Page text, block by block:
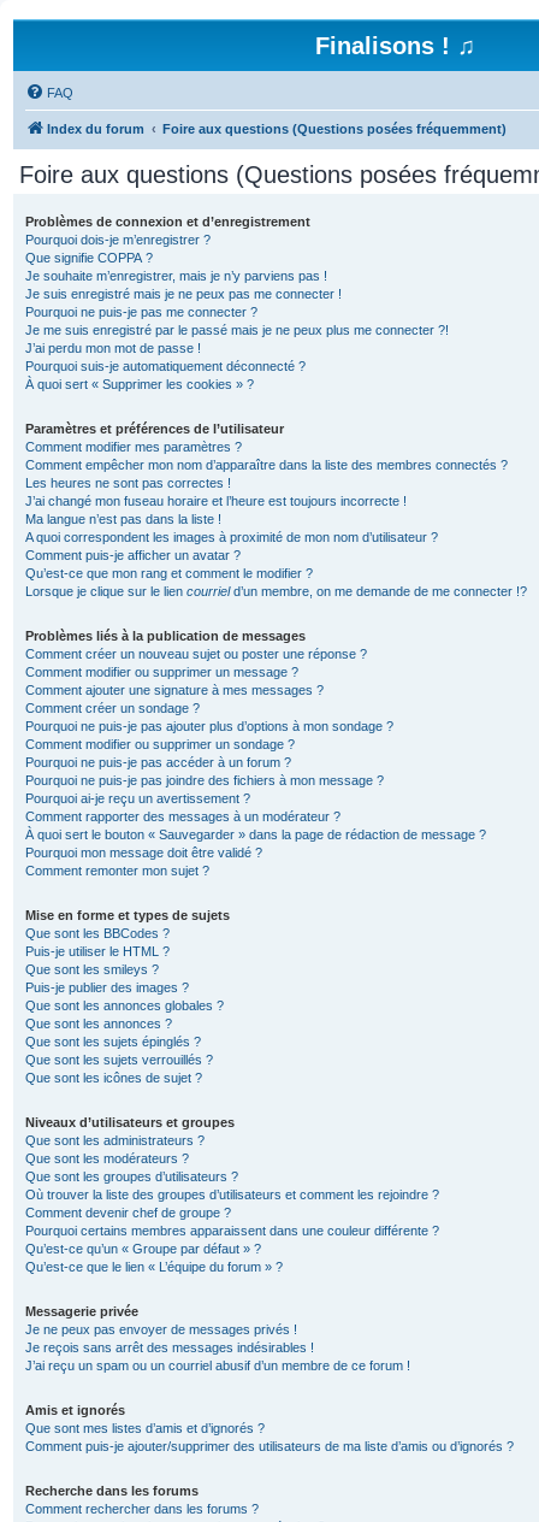
Finalisons ! ♫
FAQ
Index du forum Foire aux questions (Questions posées fréquemment)
Foire aux questions (Questions posées
Problèmes de connexion et d’enregistrement
Pourquoi dois-je m’enregistrer ?
Que signifie COPPA ?
Je souhaite m’enregistrer, mais je n’y parviens pas !
Je suis enregistré mais je ne peux pas me connecter !
Pourquoi ne puis-je pas me connecter ?
Je me suis enregistré par le passé mais je ne peux plus me connecter ?!
J’ai perdu mon mot de passe !
Pourquoi suis-je automatiquement déconnecté ?
À quoi sert « Supprimer les cookies » ?
Paramètres et préférences de l’utilisateur
Comment modifier mes paramètres ?
Comment empêcher mon nom d’apparaître dans la liste des membres connectés ?
Les heures ne sont pas correctes !
J’ai changé mon fuseau horaire et l’heure est toujours incorrecte !
Ma langue n’est pas dans la liste !
A quoi correspondent les images à proximité de mon nom d’utilisateur ?
Comment puis-je afficher un avatar ?
Qu’est-ce que mon rang et comment le modifier ?
Lorsque je clique sur le lien courrield’un membre, on me demande de me connecter !?
Problèmes liés à la publication de messages
Comment créer un nouveau sujet ou poster une réponse ?
Comment modifier ou supprimer un message ?
Comment ajouter une signature à mes messages ?
Comment créer un sondage ?
Pourquoi ne puis-je pas ajouter plus d’options à mon sondage ?
Comment modifier ou supprimer un sondage ?
Pourquoi ne puis-je pas accéder à un forum ?
Pourquoi ne puis-je pas joindre des fichiers à mon message ?
Pourquoi ai-je reçu un avertissement ?
Comment rapporter des messages à un modérateur ?
À quoi sert le bouton « Sauvegarder » dans la page de rédaction de message ?
Pourquoi mon message doit être validé ?
Comment remonter mon sujet ?
Mise en forme et types de sujets
Que sont les BBCodes ?
Puis-je utiliser le HTML ?
Que sont les smileys ?
Puis-je publier des images ?
Que sont les annonces globales ?
Que sont les annonces ?
Que sont les sujets épinglés ?
Que sont les sujets verrouillés ?
Que sont les icônes de sujet ?
Niveaux d’utilisateurs et groupes
Que sont les administrateurs ?
Que sont les modérateurs ?
Que sont les groupes d’utilisateurs ?
Où trouver la liste des groupes d’utilisateurs et comment les rejoindre ?
Comment devenir chef de groupe ?
Pourquoi certains membres apparaissent dans une couleur différente ?
Qu’est-ce qu’un « Groupe par défaut » ?
Qu’est-ce que le lien « L’équipe du forum » ?
Messagerie privée
Je ne peux pas envoyer de messages privés !
Je reçois sans arrêt des messages indésirables !
J’ai reçu un spam ou un courriel abusif d’un membre de ce forum !
Amis et ignorés
Que sont mes listes d’amis et d’ignorés ?
Comment puis-je ajouter/supprimer des utilisateurs de ma liste d’amis ou d’ignorés ?
Recherche dans les forums
Comment rechercher dans les forums ?